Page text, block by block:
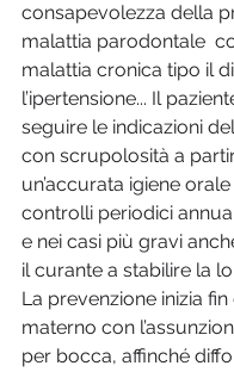
consapevolezza della
malattia parodontale
malattia cronica tipo il
l’ipertensione... Il
seguire le indicazioni
con scrupolosità a
un’accurata igiene
controlli periodici
e nei casi più gravi
il curante a stabilire la
La prevenzione inizia
materno con
per bocca, affinché